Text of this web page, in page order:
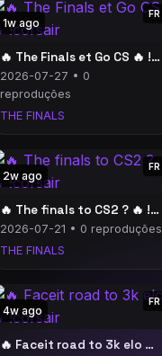
1w ago
FR
🔥 The Finals et Go CS 🔥 !corsair
2026-07-27 • 0
reproduções
THE FINALS
2w ago
FR
🔥 The finals to CS2 ? 🔥 !corsair
2026-07-21 • 0 reproduções
THE FINALS
4w ago
FR
🔥 Faceit road to 3k elo 🔥 !corsair